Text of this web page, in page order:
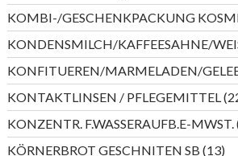
Produkt
KOMBI-/GESCHENKPACKUNG
KONDENSMILCH/KAFFEESAHNE/
KONFITUEREN/MARMELADEN/
KONTAKTLINSEN / PFLEGEMITTEL
KONZENTR. F.WASSERAUFB.E-MWST.
KÖRNERBROT GESCHNITEN SB 1313